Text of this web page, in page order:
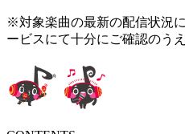
※対象楽曲の最新の配信状況
ービスにて十分にご確認のう